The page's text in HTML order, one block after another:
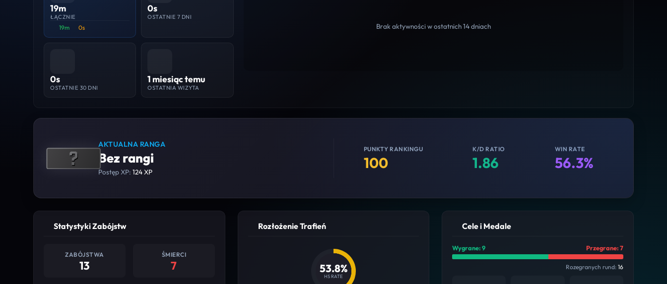
19m
ŁĄCZNIE
19m 0s
0s
OSTATNIE 7 DNI
0s
OSTATNIE 30 DNI
1 miesiąc temu
OSTATNIA WIZYTA
Brak aktywności w ostatnich 14 dniach
AKTUALNA RANGA
Bez rangi
Postęp XP:124 XP
PUNKTY RANKINGU
100
K/D RATIO
1.86
WIN RATE
56.3%
Statystyki Zabójstw
ZABÓJSTWA
13
ŚMIERCI
7
Rozłożenie Trafień
53.8%
HS RATE
Cele i Medale
Wygrane: 9 Przegrane: 7
Rozegranych rund: 16